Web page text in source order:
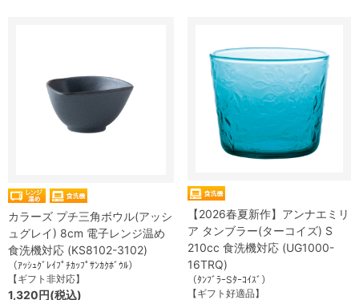
カラーズ プチ三角ボウル(アッシ
ュグレイ) 8cm 電子レンジ温め
食洗機対応 (KS8102-3102)
（ｱｯｼｭｸﾞﾚｲﾌﾟﾁｶｯﾌﾟｻﾝｶｸﾎﾞｳﾙ）
【ギフト非対応】
1,320円(税込)
【2026春夏新作】アンナエミリ
ア タンブラー(ターコイズ) S
210cc 食洗機対応 (UG1000-
16TRQ)
（ﾀﾝﾌﾞﾗｰSﾀｰｺｲｽﾞ）
【ギフト好適品】